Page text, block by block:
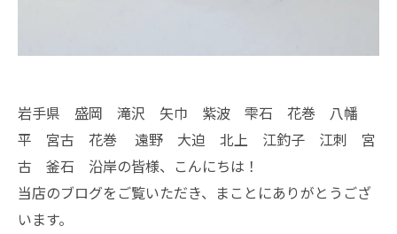
岩手県 盛岡 滝沢 矢巾 紫波 雫石 花巻 八幡
平 宮古 花巻 遠野 大迫 北上 江釣子 江刺 宮
古 釜石 沿岸の皆様、こんにちは！
当店のブログをご覧いただき、まことにありがとうござ
います。